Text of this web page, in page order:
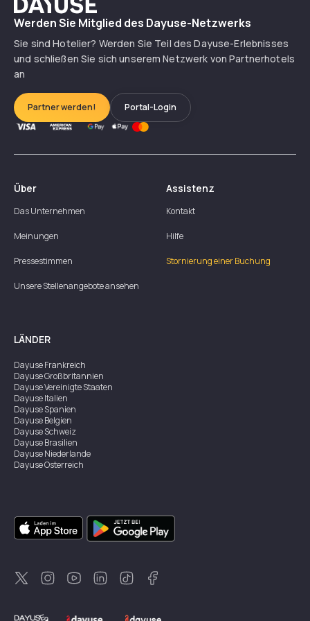
Werden Sie Mitglied des Dayuse-Netzwerks
Sie sind Hotelier? Werden Sie Teil des Dayuse-Erlebnisses
und schließen Sie sich unserem Netzwerk von Partnerhotels
an
Partner werden! Portal-Login
Über
Das Unternehmen
Meinungen
Pressestimmen
Unsere Stellenangebote ansehen
Assistenz
Kontakt
Hilfe
Stornierung einer Buchung
LÄNDER
DayuseFrankreich
DayuseGroßbritannien
DayuseVereinigte Staaten
DayuseItalien
DayuseSpanien
DayuseBelgien
DayuseSchweiz
DayuseBrasilien
DayuseNiederlande
DayuseÖsterreich
DayuseSingapur
DayuseZweden
DayuseThailand
DayuseNeuseeland
DayuseTürkei